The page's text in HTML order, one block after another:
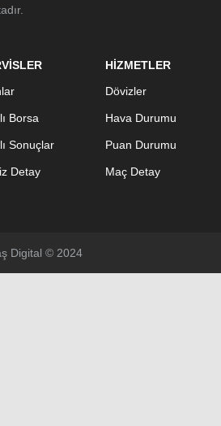
Borsa
Sonuçlar
Detay
HİZMETLER
Dövizler
Hava Durumu
Puan Durumu
Maç Detay
Digital © 2024